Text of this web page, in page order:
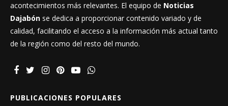
acontecimientos más relevantes. El equipo de Noticias
Dajabón se dedica a proporcionar contenido variado y de
calidad, facilitando el acceso a la información más actual tanto
de la región como del resto del mundo.
PUBLICACIONES POPULARES